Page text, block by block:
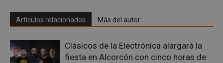
Artículos relacionados Más del autor
Clásicos de la Electrónica alargará la
fiesta en Alcorcón con cinco horas de
Google
Privacy Policy